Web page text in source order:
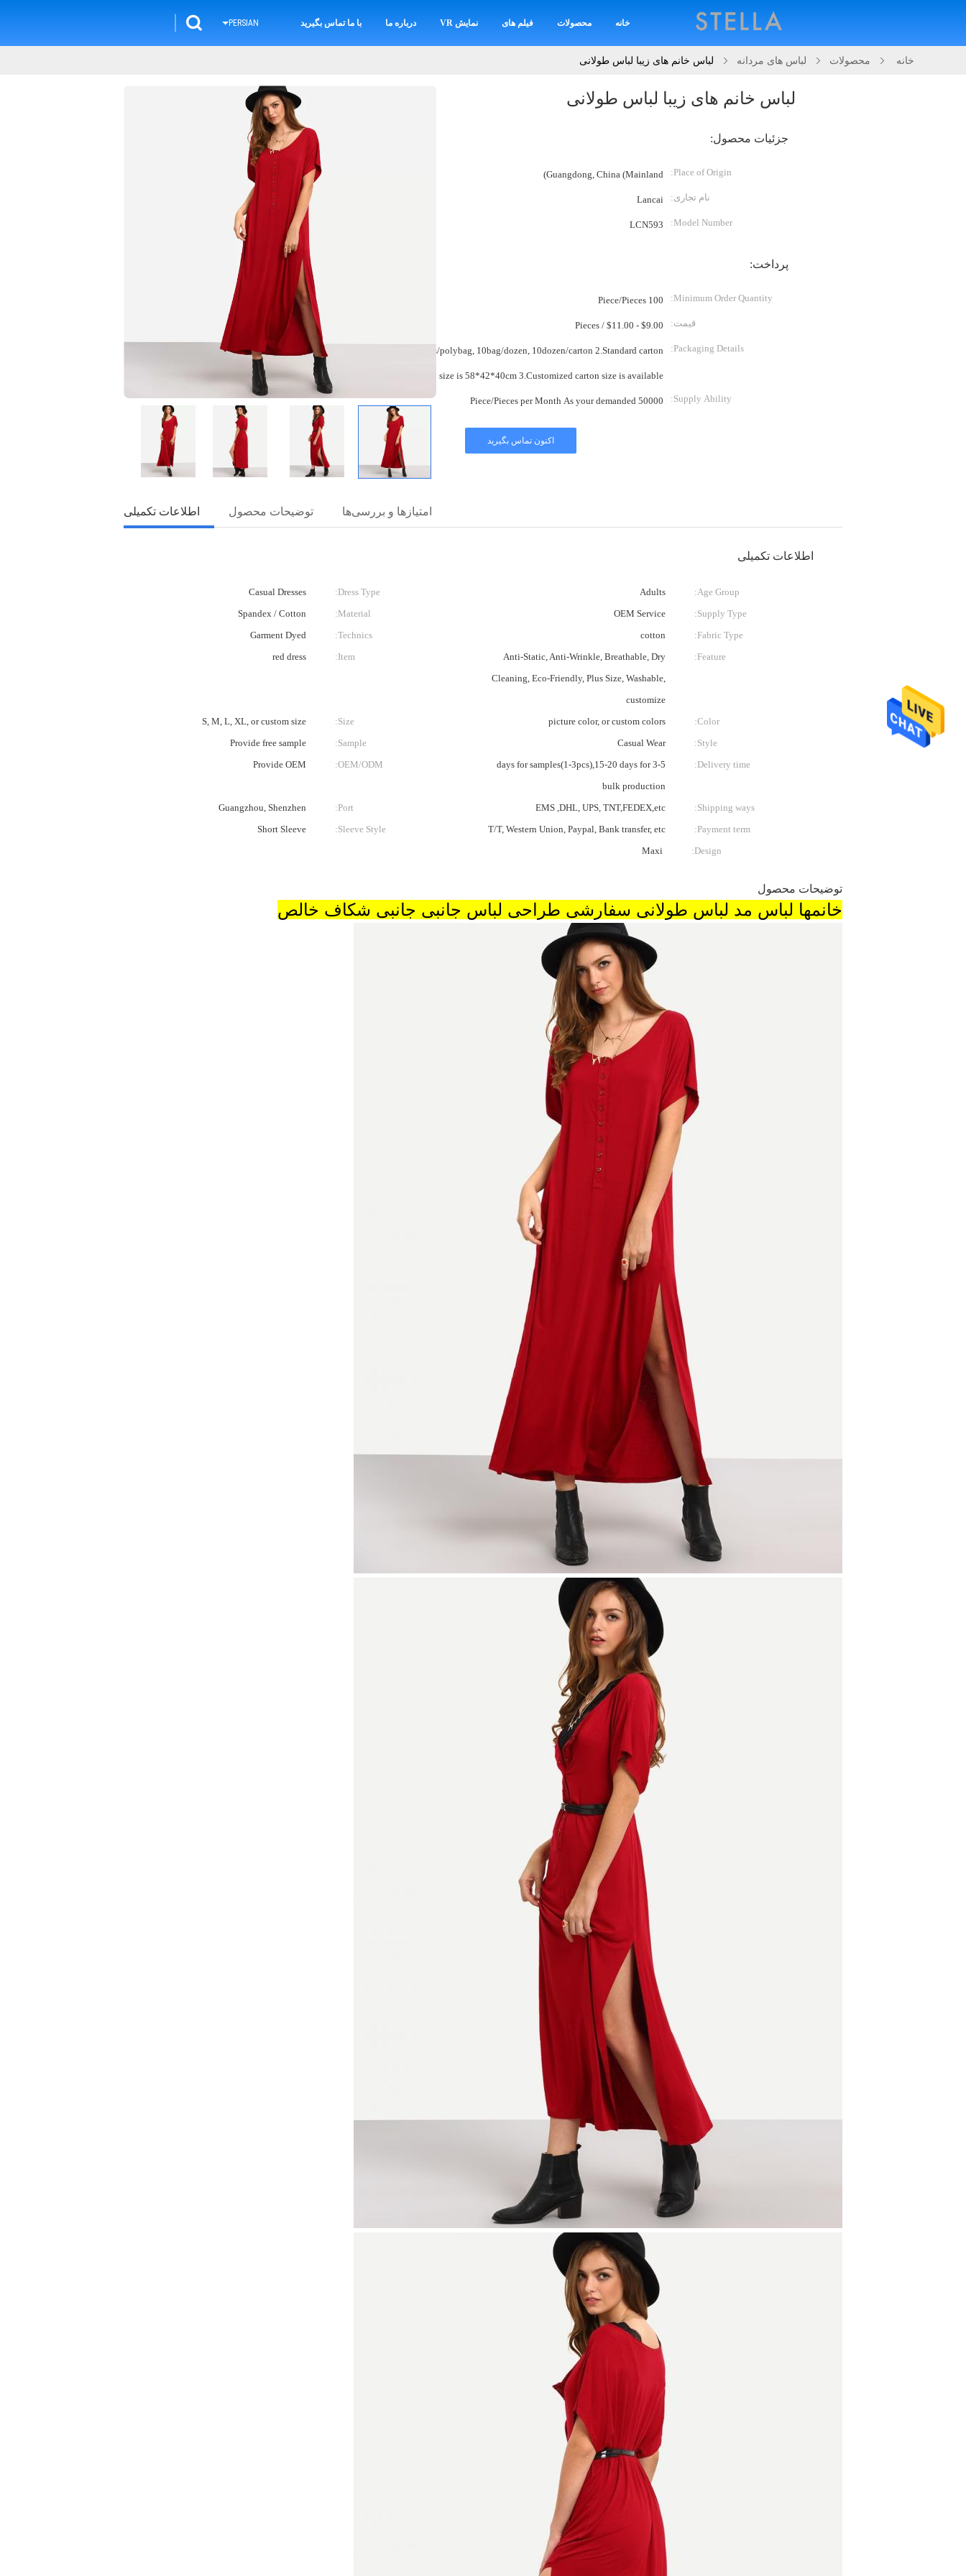
خانه محصولات فیلم های نمایش VR درباره ما با ما تماس بگیرید PERSIAN
خانه محصولات لباس های مردانه لباس خانم های زیبا لباس طولانی
لباس خانم های زیبا لباس طولانی
جزئیات محصول:
Place of Origin:
Guangdong, China (Mainland)
نام تجاری: Lancai
Model Number:
LCN593
پرداخت:
Minimum Order Quantity:
100 Piece/Pieces
قیمت: $9.00 - $11.00 / Pieces
Packaging Details:
size is 58*42*40cm 3.Customized carton size is available
Supply Ability:
50000 Piece/Pieces per Month As your demanded
اکنون تماس بگیرید
اطلاعات تکمیلی توضیحات محصول امتیازها و بررسی‌ها
اطلاعات تکمیلی
Age Group:
Adults
Dress Type:
Casual Dresses
Supply Type:
OEM Service
Material:
Spandex / Cotton
Fabric Type:
cotton
Technics:
Garment Dyed
Feature:
Anti-Static, Anti-Wrinkle, Breathable, Dry
Cleaning, Eco-Friendly, Plus Size, Washable,
customize
Item:
red dress
Color:
picture color, or custom colors
Size:
S, M, L, XL, or custom size
Style:
Casual Wear
Sample:
Provide free sample
Delivery time:
3-5 days for samples(1-3pcs),15-20 days for
bulk production
OEM/ODM:
Provide OEM
Shipping ways:
EMS ,DHL, UPS, TNT,FEDEX,etc
Port:
Guangzhou, Shenzhen
Payment term:
T/T, Western Union, Paypal, Bank transfer, etc
Sleeve Style:
Short Sleeve
Design:
Maxi
توضیحات محصول
خانمها لباس مد لباس طولانی سفارشی طراحی لباس جانبی جانبی شکاف خالص